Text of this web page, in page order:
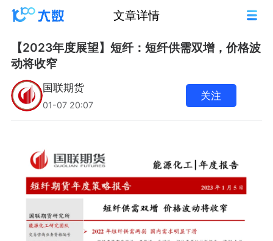
文章详情
【2023年度展望】短纤：短纤供需双增，价格波
动将收窄
国联期货
01-07 20:07
关注